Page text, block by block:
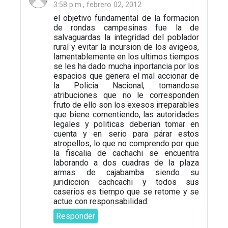
3:58 p.m., febrero 02, 2012
el objetivo fundamental de la formacion
de rondas campesinas fue la de
salvaguardas la integridad del poblador
rural y evitar la incursion de los avigeos,
lamentablemente en los ultimos tiempos
se les ha dado mucha inportancia por los
espacios que genera el mal accionar de
la Policia Nacional, tomandose
atribuciones que no le corresponden
fruto de ello son los exesos irreparables
que biene comentiendo, las autoridades
legales y politicas deberian tomar en
cuenta y en serio para párar estos
atropellos, lo que no comprendo por que
la fiscalia de cachachi se encuentra
laborando a dos cuadras de la plaza
armas de cajabamba siendo su
juridiccion cachcachi y todos sus
caserios es tiempo que se retome y se
actue con responsabilidad.
Responder